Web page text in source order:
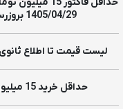
1405/04/29 بروزرسانی شدند.
لیست قیمت تا اطلاع
حداقل خرید 15 میلیون تومان است